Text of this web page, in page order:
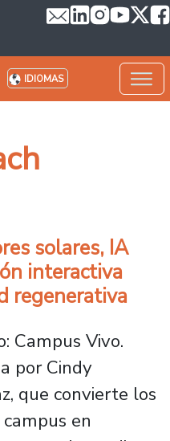
IDIOMAS
solares, IA
interactiva
regenerativa
Campus Vivo.
por Cindy
que convierte los
en